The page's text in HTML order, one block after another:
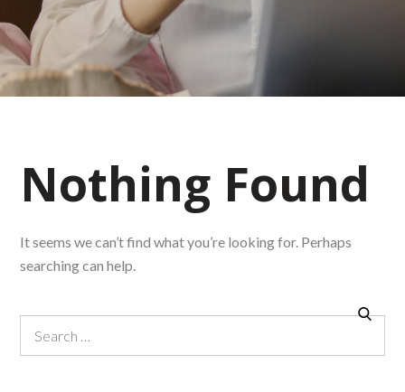
Nothing Found
It seems we can’t find what you’re looking for. Perhaps
searching can help.
Search
for: